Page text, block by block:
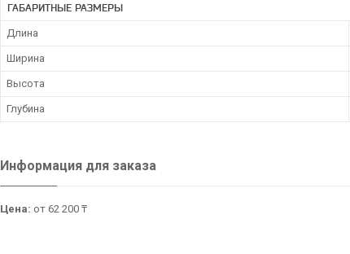
ГАБАРИТНЫЕ РАЗМЕРЫ
Длина
Ширина
Высота
Глубина
Информация для заказа
Цена: от 62 200 ₸